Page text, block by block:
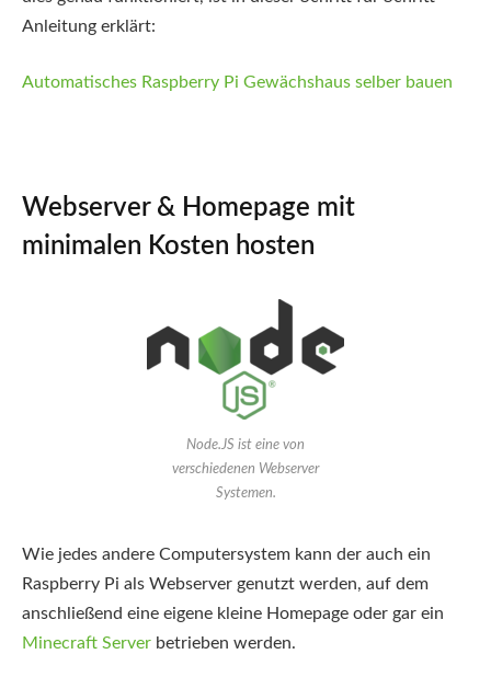
Anleitung erklärt:
Automatisches Raspberry Pi Gewächshaus selber bauen
Webserver & Homepage mit
minimalen Kosten hosten
Node.JS ist eine von
verschiedenen Webserver
Systemen.
Wie jedes andere Computersystem kann der auch ein
Raspberry Pi als Webserver genutzt werden, auf dem
anschließend eine eigene kleine Homepage oder gar ein
Minecraft Server betrieben werden.